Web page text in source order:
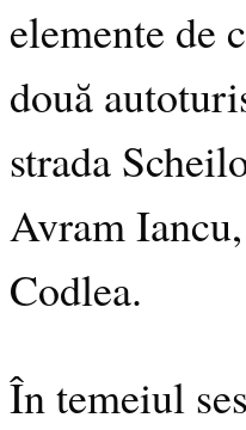
elemente de
două
strada
Avram
Codlea.
În temeiul